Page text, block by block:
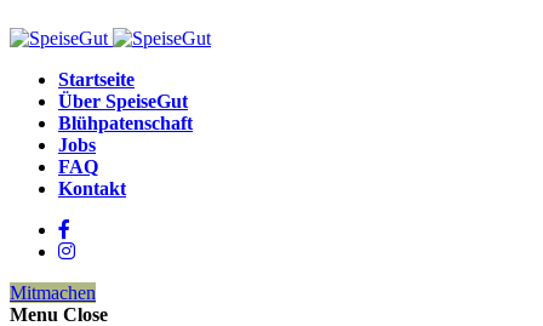
Startseite
Über SpeiseGut
Blühpatenschaft
Jobs
FAQ
Kontakt
Mitmachen
Menu Close